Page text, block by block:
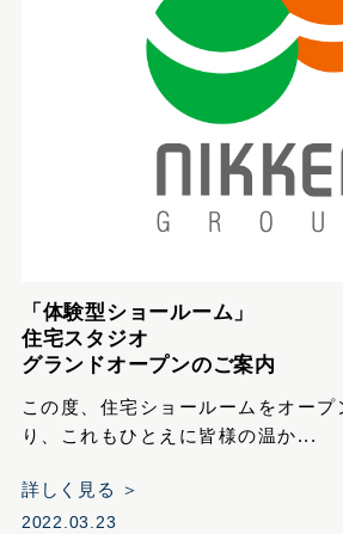
「体験型ショールーム」
住宅スタジオ
グランドオープンのご案内
この度、住宅ショールームをオープ
り、これもひとえに皆様の温か...
詳しく見る ＞
2022.03.23